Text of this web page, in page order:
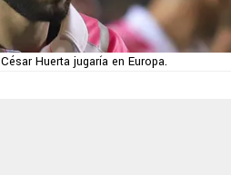
César Huerta jugaría en Europa.